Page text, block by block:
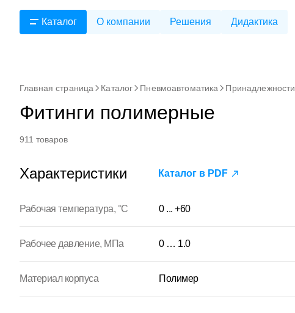
Каталог О компании Решения Дидактика
Главная страница Каталог Пневмоавтоматика Принадлежности
Фитинги полимерные
911 товаров
Характеристики Каталог в PDF
Рабочая температура, °С 0 ... +60
Рабочее давление, МПа 0 … 1.0
Материал корпуса Полимер